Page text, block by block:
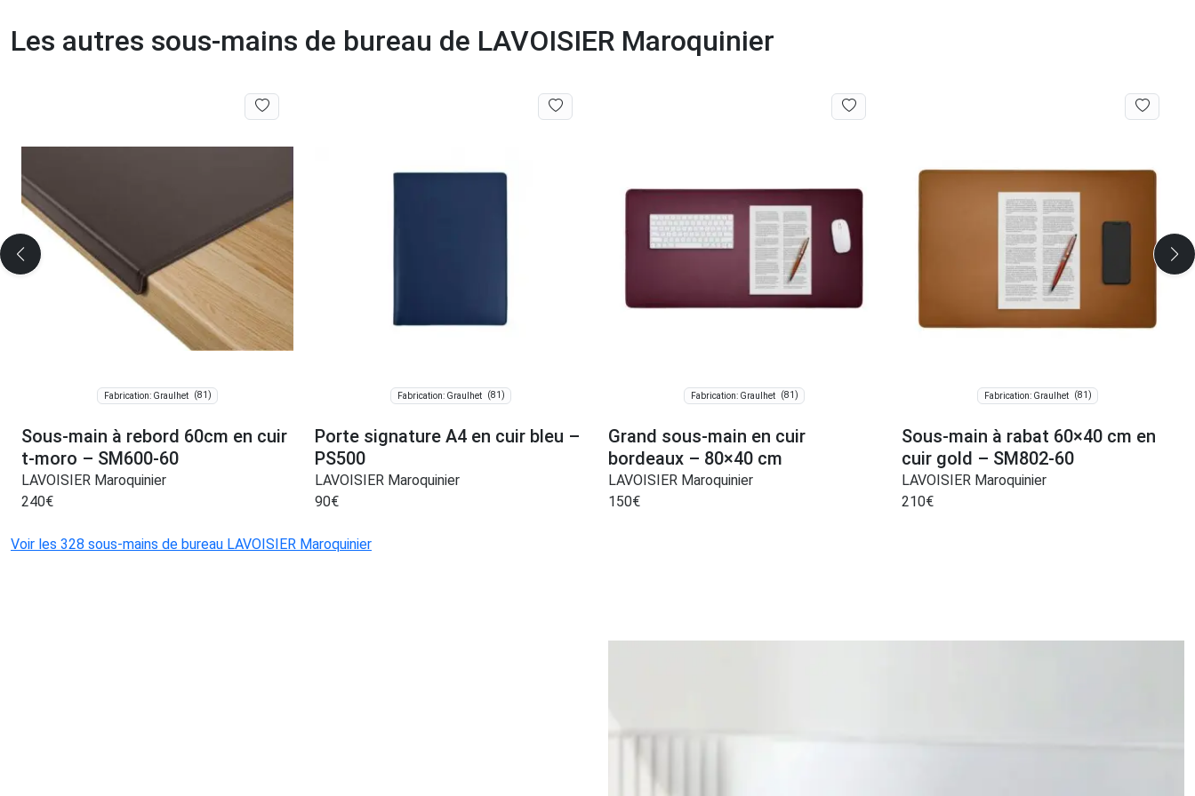
Les autres sous-mains de bureau de LAVOISIER Maroquinier
Fabrication: Graulhet (81)
Sous-main à rebord 60cm en cuir
t-moro – SM600-60
LAVOISIER Maroquinier
240€
Fabrication: Graulhet (81)
Porte signature A4 en cuir bleu –
PS500
LAVOISIER Maroquinier
90€
Fabrication: Graulhet (81)
Grand sous-main en cuir
bordeaux – 80×40 cm
LAVOISIER Maroquinier
150€
Fabrication: Graulhet (81)
Sous-main à rabat 60×40 cm en
cuir gold – SM802-60
LAVOISIER Maroquinier
210€
Voir les 328 sous-mains de bureau LAVOISIER Maroquinier